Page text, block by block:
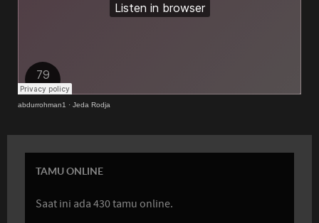
abdurrohman1 · Jeda Rodja
TAMU ONLINE
Saat ini ada 430 tamu online.